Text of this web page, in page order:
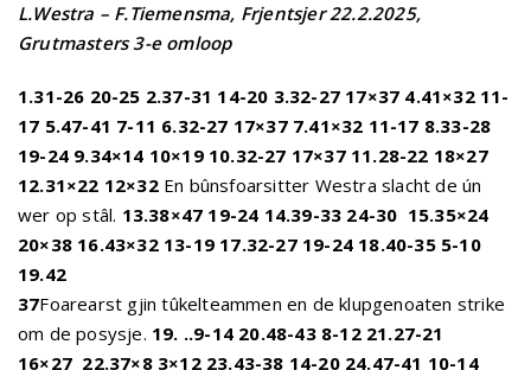
L.Westra – F.Tiemensma, Frjentsjer 22.2.2025,
Grutmasters 3-e omloop
1.31-26 20-25 2.37-31 14-20 3.32-27 17×37 4.41×32 11-
17 5.47-41 7-11 6.32-27 17×37 7.41×32 11-17 8.33-28
19-24 9.34×14 10×19 10.32-27 17×37 11.28-22 18×27
12.31×22 12×32 En bûnsfoarsitter Westra slacht de ún
wer op stâl. 13.38×47 19-24 14.39-33 24-30 15.35×24
20×38 16.43×32 13-19 17.32-27 19-24 18.40-35 5-10
19.42
37Foarearst gjin tûkelteammen en de klupgenoaten strike
om de posysje. 19. ..9-14 20.48-43 8-12 21.27-21
16×27 22.37×8 3×12 23.43-38 14-20 24.47-41 10-14